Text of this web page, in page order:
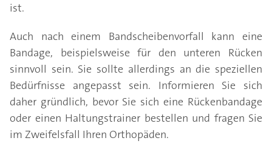
ist.
Auch nach einem Bandscheibenvorfall kann eine
Bandage, beispielsweise für den unteren Rücken
sinnvoll sein. Sie sollte allerdings an die speziellen
Bedürfnisse angepasst sein. Informieren Sie sich
daher gründlich, bevor Sie sich eine Rückenbandage
oder einen Haltungstrainer bestellen und fragen Sie
im Zweifelsfall Ihren Orthopäden.